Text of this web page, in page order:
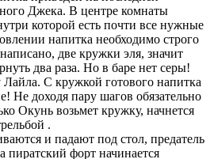
Джека. В центре комнаты
которой есть почти все нужные
напитка необходимо строго
две кружки эля, значит
два раза. Но в баре нет серы!
С кружкой готового напитка
доходя пару шагов обязательно
Окунь возьмет кружку, начнется
.
и падают под стол, предатель
пиратский форт начинается